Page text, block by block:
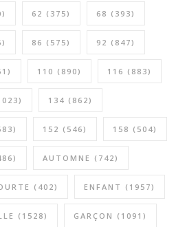
62 (375) 68 (393)
86 (575) 92 (847)
110 (890) 116 (883)
134 (862)
152 (546) 158 (504)
AUTOMNE (742)
(402) ENFANT (1957)
(1528) GARÇON (1091)